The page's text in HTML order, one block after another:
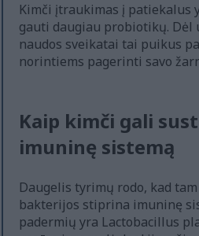
Kimči įtraukimas į patiekalus
gauti daugiau probiotikų.
naudos sveikatai tai puikus
norintiems pagerinti savo
Kaip kimči gali
imuninę sistemą
Daugelis tyrimų rodo, kad
bakterijos stiprina imuninę
padermių yra Lactobacillus